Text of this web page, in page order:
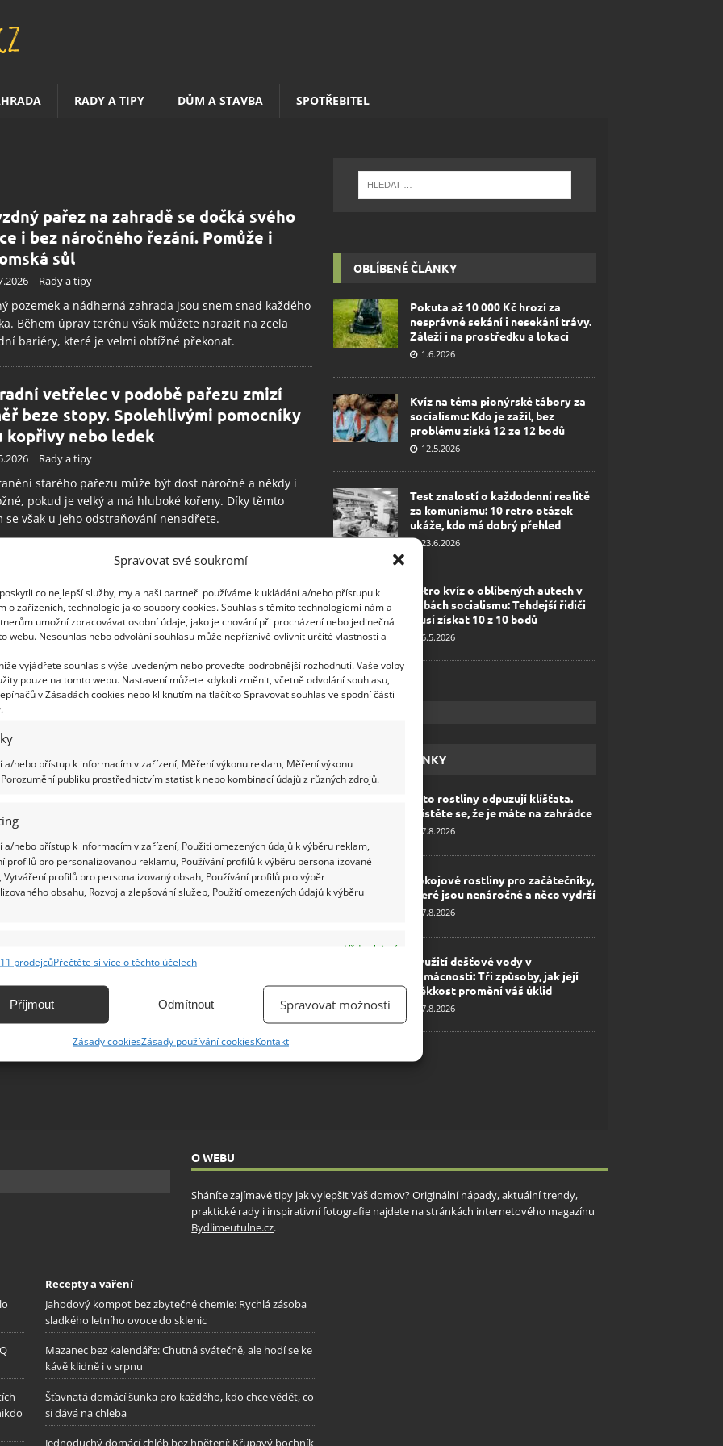
Spravovat své soukromí
co nejlepší služby, my a naši partneři používáme k ukládání a/nebo přístupu k
o zařízeních, technologie jako soubory cookies. Souhlas s těmito technologiemi nám a
umožní zpracovávat osobní údaje, jako je chování při procházení nebo jedinečná
webu. Nesouhlas nebo odvolání souhlasu může nepříznivě ovlivnit určité vlastnosti a
vyjádřete souhlas s výše uvedeným nebo proveďte podrobnější rozhodnutí. Vaše volby
pouze na tomto webu. Nastavení můžete kdykoli změnit, včetně odvolání souhlasu,
v Zásadách cookies nebo kliknutím na tlačítko Spravovat souhlas ve spodní části
a/nebo přístup k informacím v zařízení, Měření výkonu reklam, Měření výkonu
publiku prostřednictvím statistik nebo kombinací údajů z různých zdrojů.
a/nebo přístup k informacím v zařízení, Použití omezených údajů k výběru reklam,
profilů pro personalizovanou reklamu, Používání profilů k výběru personalizované
Vytváření profilů pro personalizovaný obsah, Používání profilů pro výběr
obsahu, Rozvoj a zlepšování služeb, Použití omezených údajů k výběru
Vždy aktivní
zařízení na základě automaticky přenášených informací.
aktivně vyžádaných informací.
bezpečnosti, předcházení a zjišťování podvodů a
prodejcůPřečtěte si více o těchto účelech
Příjmout Odmítnout Spravovat možnosti
Zásady cookiesZásady používání cookiesKontakt
RADY A TIPY DŮM A STAVBA SPOTŘEBITEL
pařez na zahradě se dočká svého
i bez náročného řezání. Pomůže i
sůl
Rady a tipy
pozemek a nádherná zahrada jsou snem snad každého
Během úprav terénu však můžete narazit na zcela
bariéry, které je velmi obtížné překonat.
vetřelec v podobě pařezu zmizí
beze stopy. Spolehlivými pomocníky
kopřivy nebo ledek
Rady a tipy
starého pařezu může být dost náročné a někdy i
pokud je velký a má hluboké kořeny. Díky těmto
se však u jeho odstraňování nenadřete.
pařez nemá šanci proti domácím
Odstranit ho pomůže i ocet a
soda
Zahrada
pařez můžete levnou, bezpečnou a ekologickou
Anebo také pařezovou frézou. Záležet bude jen na
na tom, jak moc spěcháte.
pařezu bez špetky námahy:
této přísadě na vaření zmizí jako pára
hrncem
chemicky, anebo přírodní cestou. Pomůže třeba
sůl. Zbyl vám na zahradě pařez, který překáží, stále
pruty a část zahrady hyzdí? Můžete na něj nahlížet
pařezu na zahradě bez těžké
Poslouží i epsomská sůl a čas
Zahrada
se před sezónou obnovit své zahradní království a
s pařezem.
OBLÍBENÉ ČLÁNKY
Pokuta až 10 000 Kč hrozí za
nesprávné sekání i nesekání trávy.
Záleží i na prostředku a lokaci
1.6.2026
Kvíz na téma pionýrské tábory za
socialismu: Kdo je zažil, bez
problému získá 12 ze 12 bodů
12.5.2026
Test znalostí o každodenní realitě
za komunismu: 10 retro otázek
ukáže, kdo má dobrý přehled
23.6.2026
Retro kvíz o oblíbených autech v
dobách socialismu: Tehdejší řidiči
musí získat 10 z 10 bodů
6.5.2026
ŽHAVÉ NOVINKY
Tyto rostliny odpuzují klíšťata.
Ujistěte se, že je máte na zahrádce
7.8.2026
Pokojové rostliny pro začátečníky,
které jsou nenáročné a něco vydrží
7.8.2026
Využití dešťové vody v
domácnosti: Tři způsoby, jak její
měkkost promění váš úklid
7.8.2026
O WEBU
Sháníte zajímavé tipy jak vylepšit Váš domov? Originální nápady, aktuální trendy,
praktické rady i inspirativní fotografie najdete na stránkách internetového magazínu
Bydlimeutulne.cz.
Recepty a vaření
Jahodový kompot bez zbytečné chemie: Rychlá zásoba
sladkého letního ovoce do sklenic
Mazanec bez kalendáře: Chutná svátečně, ale hodí se ke
kávě klidně i v srpnu
Šťavnatá domácí šunka pro každého, kdo chce vědět, co
si dává na chleba
Jednoduchý domácí chléb bez hnětení: Křupavý bochník